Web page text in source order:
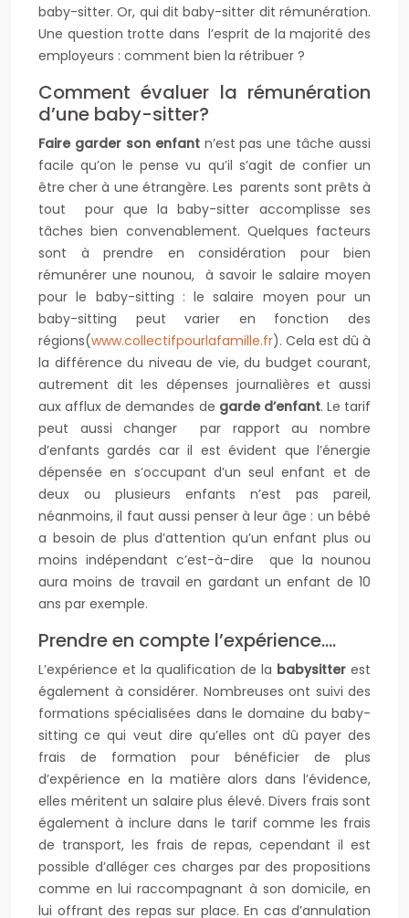
baby-sitter. Or, qui dit baby-sitter dit rémunération.
Une question trotte dans l’esprit de la majorité des
employeurs : comment bien la rétribuer ?
Comment évaluer la rémunération
d’une baby-sitter?
Faire garder son enfantn’est pas une tâche aussi
facile qu’on le pense vu qu’il s’agit de confier un
être cher à une étrangère. Les parents sont prêts à
tout pour que la baby-sitter accomplisse ses
tâches bien convenablement. Quelques facteurs
sont à prendre en considération pour bien
rémunérer une nounou, à savoir le salaire moyen
pour le baby-sitting : le salaire moyen pour un
baby-sitting peut varier en fonction des
régions(www.collectifpourlafamille.fr). Cela est dû à
la différence du niveau de vie, du budget courant,
autrement dit les dépenses journalières et aussi
aux afflux de demandes de garde d’enfant. Le tarif
peut aussi changer par rapport au nombre
d’enfants gardés car il est évident que l’énergie
dépensée en s’occupant d’un seul enfant et de
deux ou plusieurs enfants n’est pas pareil,
néanmoins, il faut aussi penser à leur âge : un bébé
a besoin de plus d’attention qu’un enfant plus ou
moins indépendant c’est-à-dire que la nounou
aura moins de travail en gardant un enfant de 10
ans par exemple.
Prendre en compte l’expérience….
L’expérience et la qualification de la babysitter est
également à considérer. Nombreuses ont suivi des
formations spécialisées dans le domaine du baby-
sitting ce qui veut dire qu’elles ont dû payer des
frais de formation pour bénéficier de plus
d’expérience en la matière alors dans l’évidence,
elles méritent un salaire plus élevé. Divers frais sont
également à inclure dans le tarif comme les frais
de transport, les frais de repas, cependant il est
possible d’alléger ces charges par des propositions
comme en lui raccompagnant à son domicile, en
lui offrant des repas sur place. En cas d’annulation